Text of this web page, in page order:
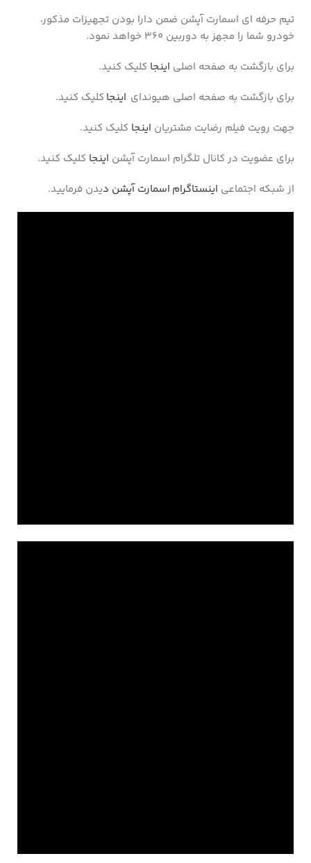
تیم حرفه ای اسمارت آپشن ضمن دارا بودن تجهیزات مذکور،
خودرو شما را مجهز به دوربین 360 خواهد نمود.
برای بازگشت به صفحه اصلی اینجا کلیک کنید.
برای بازگشت به صفحه اصلی هیوندای اینجا کلیک کنید.
جهت رویت فیلم رضایت مشتریان اینجا کلیک کنید.
برای عضویت در کانال تلگرام اسمارت آپشن اینجا کلیک کنید.
از شبکه اجتماعی اینستاگرام اسمارت آپشن دیدن فرمایید.